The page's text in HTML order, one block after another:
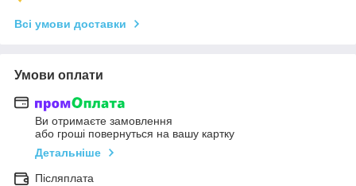
Всі умови доставки
Умови оплати
Ви отримаєте замовлення
або гроші повернуться на вашу картку
Детальніше
Післяплата